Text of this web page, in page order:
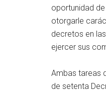
oportunidad
otorgarle
decretos en
ejercer sus
Ambas tareas
de setenta